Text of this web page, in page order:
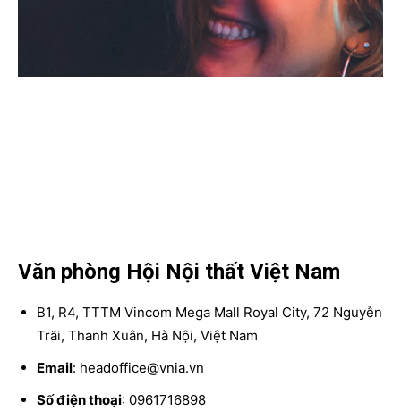
Văn phòng Hội Nội thất Việt Nam
B1, R4, TTTM Vincom Mega Mall Royal City, 72 Nguyễn
Trãi, Thanh Xuân, Hà Nội, Việt Nam
Email: headoffice@vnia.vn
Số điện thoại: 0961716898